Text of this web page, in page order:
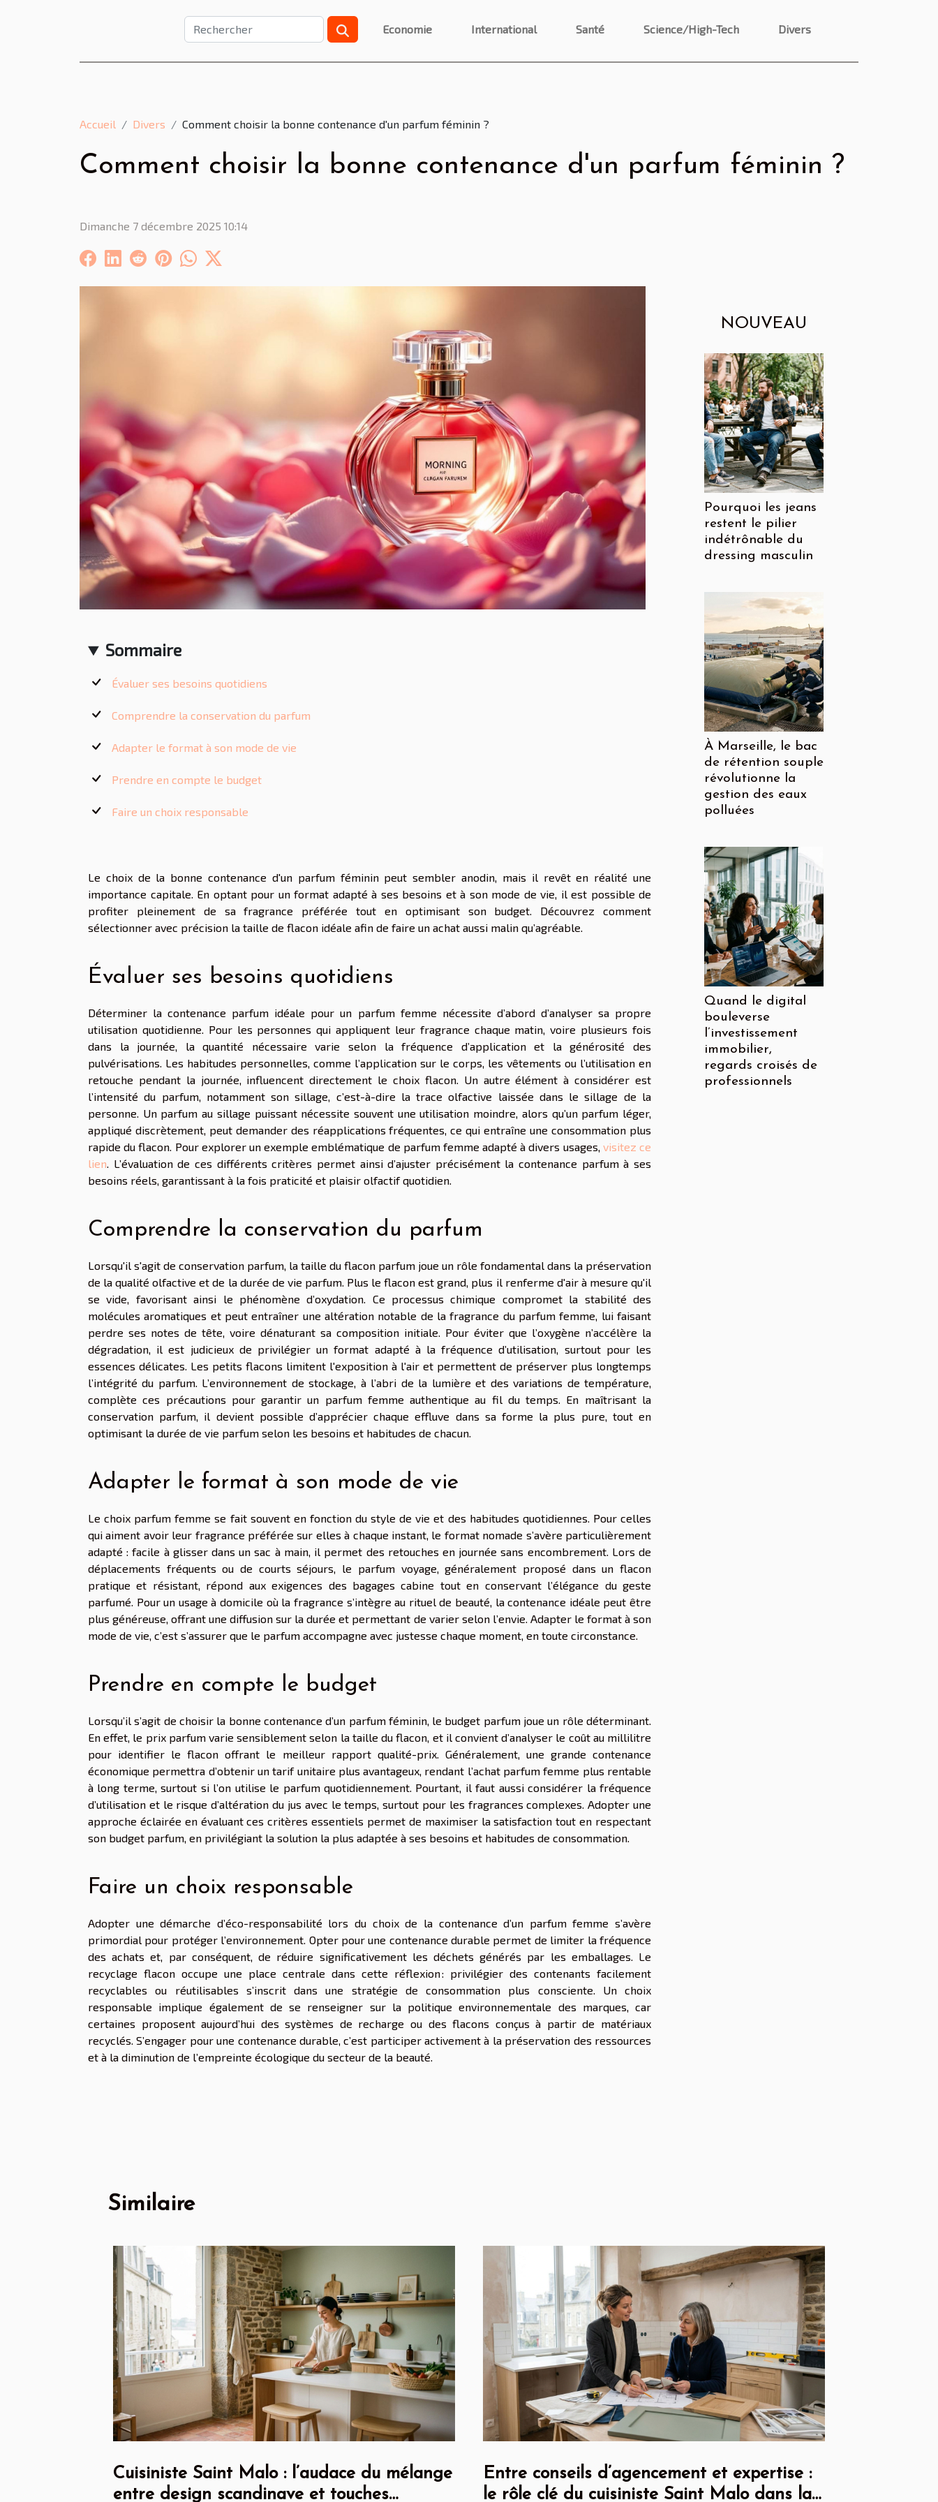
Economie International Santé Science/High-Tech Divers
Accueil Divers Comment choisir la bonne contenance d'un parfum féminin ?
Comment choisir la bonne contenance d'un parfum féminin ?
Dimanche 7 décembre 2025 10:14
Sommaire
Évaluer ses besoins quotidiens
Comprendre la conservation du parfum
Adapter le format à son mode de vie
Prendre en compte le budget
Faire un choix responsable
Le choix de la bonne contenance d'un parfum féminin peut sembler anodin, mais il revêt en réalité une
importance capitale. En optant pour un format adapté à ses besoins et à son mode de vie, il est possible de
profiter pleinement de sa fragrance préférée tout en optimisant son budget. Découvrez comment
sélectionner avec précision la taille de flacon idéale afin de faire un achat aussi malin qu’agréable.
Évaluer ses besoins quotidiens
Déterminer la contenance parfum idéale pour un parfum femme nécessite d’abord d’analyser sa propre
utilisation quotidienne. Pour les personnes qui appliquent leur fragrance chaque matin, voire plusieurs fois
dans la journée, la quantité nécessaire varie selon la fréquence d’application et la générosité des
pulvérisations. Les habitudes personnelles, comme l’application sur le corps, les vêtements ou l’utilisation en
retouche pendant la journée, influencent directement le choix flacon. Un autre élément à considérer est
l’intensité du parfum, notamment son sillage, c’est-à-dire la trace olfactive laissée dans le sillage de la
personne. Un parfum au sillage puissant nécessite souvent une utilisation moindre, alors qu’un parfum léger,
appliqué discrètement, peut demander des réapplications fréquentes, ce qui entraîne une consommation plus
rapide du flacon. Pour explorer un exemple emblématique de parfum femme adapté à divers usages, visitez ce
lien. L’évaluation de ces différents critères permet ainsi d’ajuster précisément la contenance parfum à ses
besoins réels, garantissant à la fois praticité et plaisir olfactif quotidien.
Comprendre la conservation du parfum
Lorsqu'il s'agit de conservation parfum, la taille du flacon parfum joue un rôle fondamental dans la préservation
de la qualité olfactive et de la durée de vie parfum. Plus le flacon est grand, plus il renferme d'air à mesure qu'il
se vide, favorisant ainsi le phénomène d’oxydation. Ce processus chimique compromet la stabilité des
molécules aromatiques et peut entraîner une altération notable de la fragrance du parfum femme, lui faisant
perdre ses notes de tête, voire dénaturant sa composition initiale. Pour éviter que l’oxygène n’accélère la
dégradation, il est judicieux de privilégier un format adapté à la fréquence d’utilisation, surtout pour les
essences délicates. Les petits flacons limitent l'exposition à l'air et permettent de préserver plus longtemps
l’intégrité du parfum. L’environnement de stockage, à l’abri de la lumière et des variations de température,
complète ces précautions pour garantir un parfum femme authentique au fil du temps. En maîtrisant la
conservation parfum, il devient possible d’apprécier chaque effluve dans sa forme la plus pure, tout en
optimisant la durée de vie parfum selon les besoins et habitudes de chacun.
Adapter le format à son mode de vie
Le choix parfum femme se fait souvent en fonction du style de vie et des habitudes quotidiennes. Pour celles
qui aiment avoir leur fragrance préférée sur elles à chaque instant, le format nomade s’avère particulièrement
adapté : facile à glisser dans un sac à main, il permet des retouches en journée sans encombrement. Lors de
déplacements fréquents ou de courts séjours, le parfum voyage, généralement proposé dans un flacon
pratique et résistant, répond aux exigences des bagages cabine tout en conservant l’élégance du geste
parfumé. Pour un usage à domicile où la fragrance s’intègre au rituel de beauté, la contenance idéale peut être
plus généreuse, offrant une diffusion sur la durée et permettant de varier selon l’envie. Adapter le format à son
mode de vie, c’est s’assurer que le parfum accompagne avec justesse chaque moment, en toute circonstance.
Prendre en compte le budget
Lorsqu’il s’agit de choisir la bonne contenance d’un parfum féminin, le budget parfum joue un rôle déterminant.
En effet, le prix parfum varie sensiblement selon la taille du flacon, et il convient d’analyser le coût au millilitre
pour identifier le flacon offrant le meilleur rapport qualité-prix. Généralement, une grande contenance
économique permettra d’obtenir un tarif unitaire plus avantageux, rendant l’achat parfum femme plus rentable
à long terme, surtout si l’on utilise le parfum quotidiennement. Pourtant, il faut aussi considérer la fréquence
d’utilisation et le risque d’altération du jus avec le temps, surtout pour les fragrances complexes. Adopter une
approche éclairée en évaluant ces critères essentiels permet de maximiser la satisfaction tout en respectant
son budget parfum, en privilégiant la solution la plus adaptée à ses besoins et habitudes de consommation.
Faire un choix responsable
Adopter une démarche d’éco-responsabilité lors du choix de la contenance d’un parfum femme s’avère
primordial pour protéger l’environnement. Opter pour une contenance durable permet de limiter la fréquence
des achats et, par conséquent, de réduire significativement les déchets générés par les emballages. Le
recyclage flacon occupe une place centrale dans cette réflexion : privilégier des contenants facilement
recyclables ou réutilisables s’inscrit dans une stratégie de consommation plus consciente. Un choix
responsable implique également de se renseigner sur la politique environnementale des marques, car
certaines proposent aujourd’hui des systèmes de recharge ou des flacons conçus à partir de matériaux
recyclés. S’engager pour une contenance durable, c’est participer activement à la préservation des ressources
et à la diminution de l’empreinte écologique du secteur de la beauté.
NOUVEAU
Pourquoi les jeans
restent le pilier
indétrônable du
dressing masculin
À Marseille, le bac
de rétention souple
révolutionne la
gestion des eaux
polluées
Quand le digital
bouleverse
l’investissement
immobilier,
regards croisés de
professionnels
Similaire
Cuisiniste Saint Malo : l’audace du mélange
entre design scandinave et touches
Entre conseils d’agencement et expertise :
le rôle clé du cuisiniste Saint Malo dans la